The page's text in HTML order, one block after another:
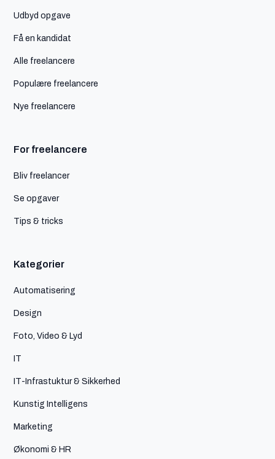
Udbyd opgave
Få en kandidat
Alle freelancere
Populære freelancere
Nye freelancere
For freelancere
Bliv freelancer
Se opgaver
Tips & tricks
Kategorier
Automatisering
Design
Foto, Video & Lyd
IT
IT-Infrastuktur & Sikkerhed
Kunstig Intelligens
Marketing
Økonomi & HR